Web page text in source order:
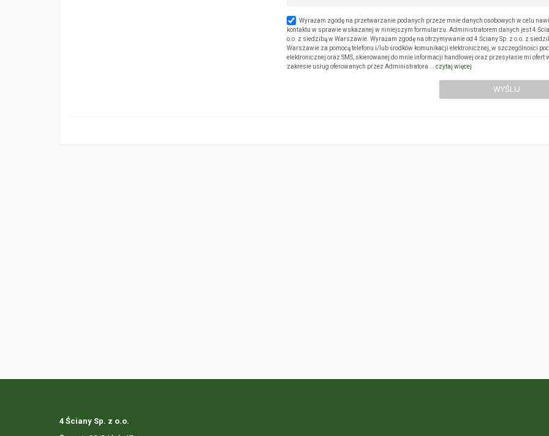
Wyrażam zgodę na przetwarzanie podanych przeze mnie danych osobowych w celu
kontaktu w sprawie wskazanej w niniejszym formularzu. Administratorem danych jest 4
o.o. z siedzibą w Warszawie. Wyrażam zgodę na otrzymywanie od 4 Ściany Sp. z o.o. z
Warszawie za pomocą telefonu i/lub środków komunikacji elektronicznej, w szczególności
elektronicznej oraz SMS, skierowanej do mnie informacji handlowej oraz przesyłanie mi ofert
zakresie usług oferowanych przez Administratora.…czytaj więcej
4 Ściany Sp. z o.o.